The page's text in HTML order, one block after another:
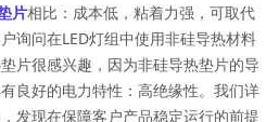
片相比：成本低，粘着力强，可取代
询问在LED灯组中使用非硅导热材料
片很感兴趣，因为非硅导热垫片的导
良好的电力特性：高绝缘性。我们详
发现在保障客户产品稳定运行的前提